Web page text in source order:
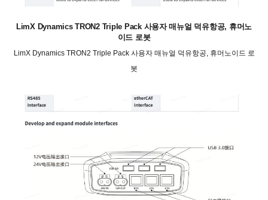
LimX Dynamics TRON2 Triple Pack 사용자 매뉴얼 덕유항공, 휴머노
이드 로봇
LimX Dynamics TRON2 Triple Pack 사용자 매뉴얼 덕유항공, 휴머노이드 로
봇